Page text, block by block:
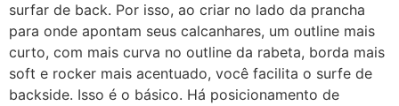
surfar de back. Por isso, ao criar no lado da prancha
para onde apontam seus calcanhares, um outline mais
curto, com mais curva no outline da rabeta, borda mais
soft e rocker mais acentuado, você facilita o surfe de
backside. Isso é o básico. Há posicionamento de